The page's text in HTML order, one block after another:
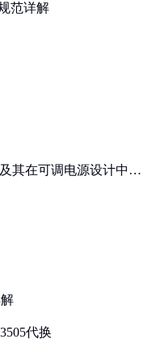
范详解
其在可调电源设计中的
代换